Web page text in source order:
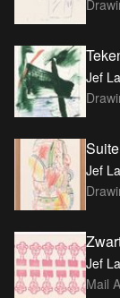
Jef
Jef
Jef
Mail